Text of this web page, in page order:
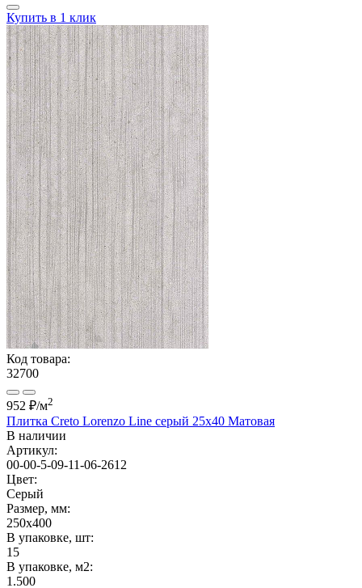
Купить в 1 клик
Код товара:
32700
952 ₽/м2
Плитка Creto Lorenzo Line серый 25x40 Матовая
В наличии
Артикул:
00-00-5-09-11-06-2612
Цвет:
Серый
Размер, мм:
250x400
В упаковке, шт:
15
В упаковке, м2:
1.500